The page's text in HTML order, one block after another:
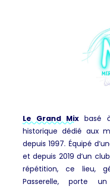
Le Grand Mixbasé à
historique dédié aux
depuis 1997. Équipé
et depuis 2019 d’un
répétition, ce lieu,
Passerelle, porte